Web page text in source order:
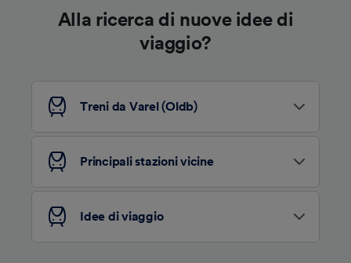
Alla ricerca di nuove idee di
viaggio?
Treni da Varel (Oldb)
Principali stazioni vicine
Idee di viaggio
Noi e i nostri partner trattiamo i dati per
fornire:
Utilizzare dati di geolocalizzazione precisi.
accedervi. Pubblicità e contenuti
dei contenuti e degli annunci, ricerche sul
pubblico, sviluppo di servizi.
Elenco dei partner (fornitori)